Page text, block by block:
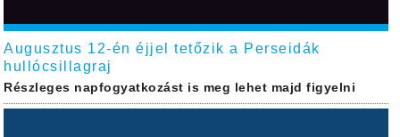
Augusztus 12-én éjjel tetőzik a Perseidák
hullócsillagraj
Részleges napfogyatkozást is meg lehet majd figyelni